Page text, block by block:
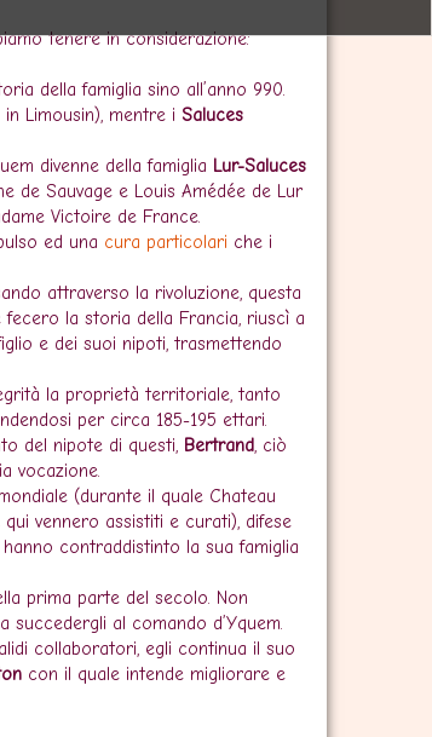
tenere in considerazione:
della famiglia sino all’anno 990.
Limousin), mentre i Saluces
divenne della famiglia Lur-Saluces
de Sauvage e Louis Amédée de Lur
Victoire de France.
ed una cura particolari che i
attraverso la rivoluzione, questa
la storia della Francia, riuscì a
e dei suoi nipoti, trasmettendo
la proprietà territoriale, tanto
per circa 185-195 ettari.
del nipote di questi, Bertrand, ciò
vocazione.
(durante il quale Chateau
vennero assistiti e curati), difese
contraddistinto la sua famiglia
prima parte del secolo. Non
succedergli al comando d’Yquem.
collaboratori, egli continua il suo
con il quale intende migliorare e